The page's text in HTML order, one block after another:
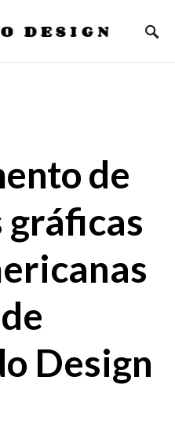
DESIGN
de
gráficas
Design